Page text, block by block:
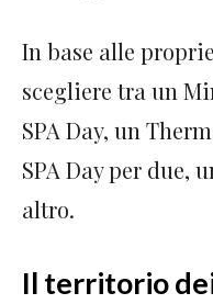
In base alle
scegliere tra un
SPA Day, un
SPA Day per due,
altro.
Il territorio